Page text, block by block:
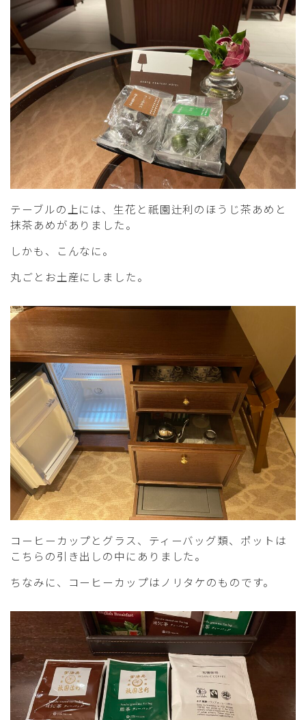
テーブルの上には、生花と祇園辻利のほうじ茶あめと
抹茶あめがありました。
しかも、こんなに。
丸ごとお土産にしました。
コーヒーカップとグラス、ティーバッグ類、ポットは
こちらの引き出しの中にありました。
ちなみに、コーヒーカップはノリタケのものです。